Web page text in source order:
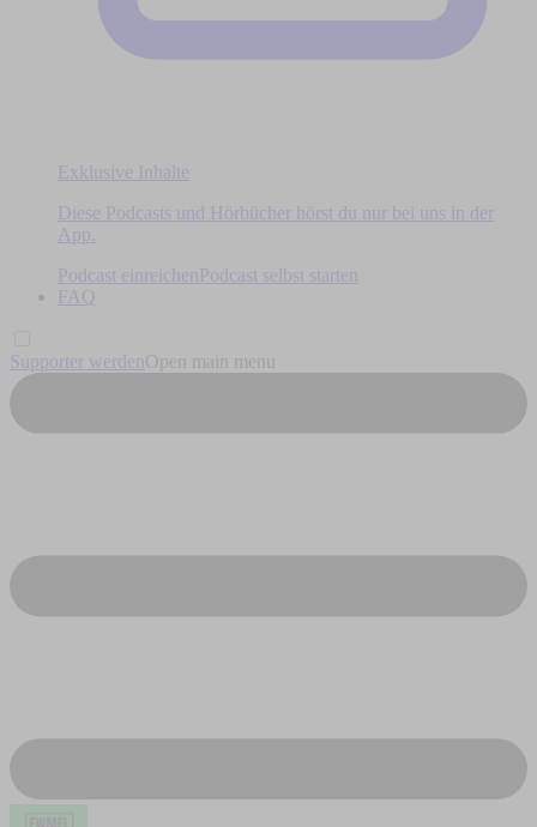
Exklusive Inhalte
Diese Podcasts und Hörbücher hörst du nur bei uns in der
App.
Podcast einreichen
Podcast selbst starten
FAQ
Supporter werden Open main menu